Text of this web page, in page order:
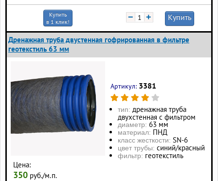
Купить
в 1 клик!
− + Купить
Дренажная труба двустенная гофрированная в фильтре
геотекстиль 63 мм
Цена:
350 руб./м.п.
Артикул: 3381
тип: дренажная труба
двухстенная с фильтром
диаметр: 63 мм
материал: ПНД
класс жесткости: SN-6
цвет трубы: синий/красный
фильтр: геотекстиль